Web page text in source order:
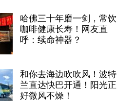
哈佛三十年磨一剑，常饮
咖啡健康长寿！网友直
呼：续命神器？
和你去海边吹吹风！波特
兰直达快巴开通！阳光正
好微风不燥！